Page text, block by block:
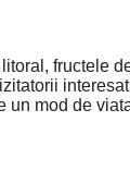
fructele
un mod de